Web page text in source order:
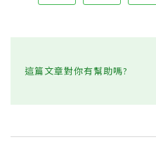
這篇文章對你有幫助嗎?